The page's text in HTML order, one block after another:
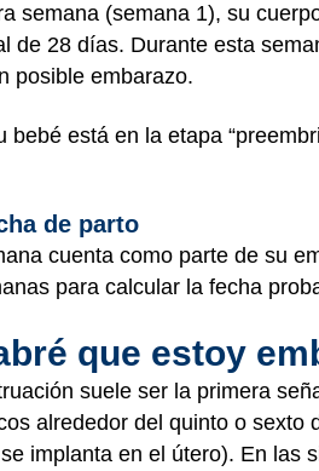
semana (semana 1), su
de 28 días. Durante esta
posible embarazo.
bebé está en la etapa
de parto
cuenta como parte de su
para calcular la fecha
que estoy
suele ser la primera
alrededor del quinto o sexto
implanta en el útero). En las